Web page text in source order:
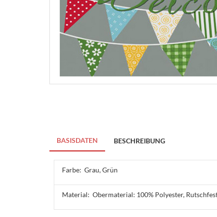
BASISDATEN BESCHREIBUNG
Farbe: Grau, Grün
Material: Obermaterial: 100% Polyester,